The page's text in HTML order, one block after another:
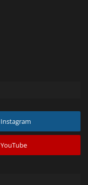
Instagram
YouTube